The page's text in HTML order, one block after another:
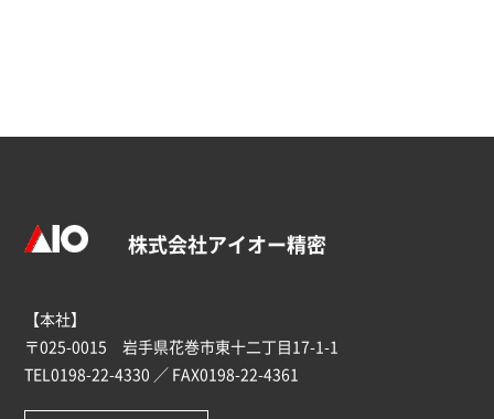
株式会社アイオー精密
【本社】
〒025-0015 岩手県花巻市東十二丁目17-1-1
TEL0198-22-4330 ／ FAX0198-22-4361